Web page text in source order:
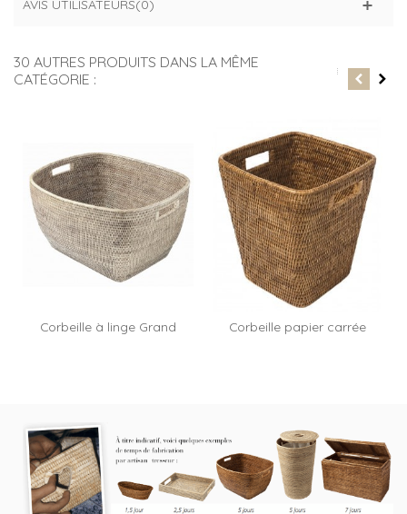
AVIS UTILISATEURS(0)
30 AUTRES PRODUITS DANS LA MÊME
CATÉGORIE :
Corbeille à linge Grand
Corbeille papier carrée